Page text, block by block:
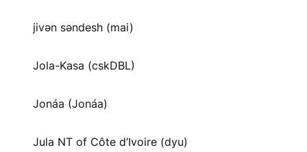
jivən səndesh (mai)
Jola-Kasa (cskDBL)
Jonáa (Jonáa)
Jula NT of Côte d’Ivoire (dyu)